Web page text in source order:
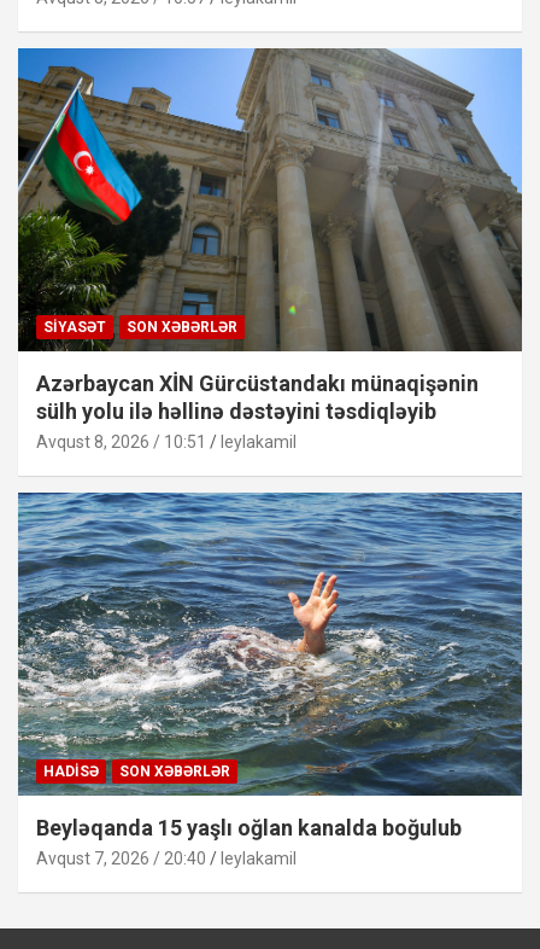
SIYASƏT SON XƏBƏRLƏR
Azərbaycan XİN Gürcüstandakı münaqişənin
sülh yolu ilə həllinə dəstəyini təsdiqləyib
Avqust 8, 2026 / 10:51 leylakamil
HADISƏ SON XƏBƏRLƏR
Beyləqanda 15 yaşlı oğlan kanalda boğulub
Avqust 7, 2026 / 20:40 leylakamil